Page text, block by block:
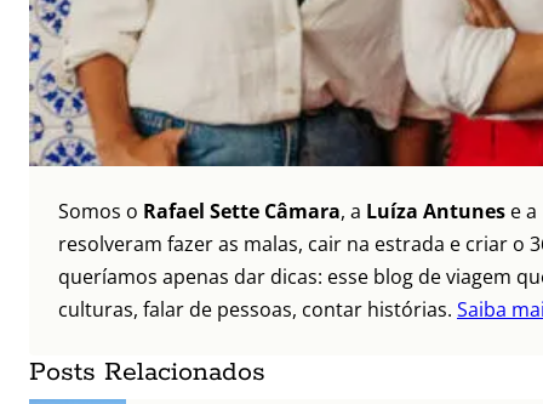
Somos o Rafael Sette Câmara, a Luíza Antunes e a
resolveram fazer as malas, cair na estrada e criar o
queríamos apenas dar dicas: esse blog de viagem
culturas, falar de pessoas, contar histórias. Saiba
Posts Relacionados